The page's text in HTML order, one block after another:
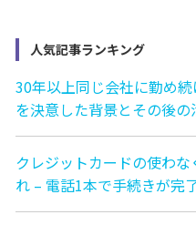
人気記事ランキング
30年以上同じ会社に勤め
を決意した背景とその後
クレジットカードの使わ
れ – 電話1本で手続きが完